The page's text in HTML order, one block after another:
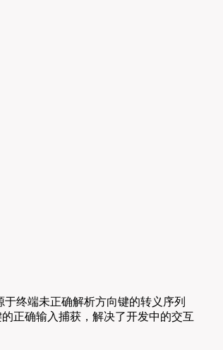
终端未正确解析方向键的转义序列
正确输入捕获，解决了开发中的交互